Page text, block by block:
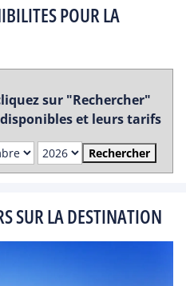
POUR LA
sur "Rechercher"
et leurs tarifs
Rechercher
SUR LA DESTINATION